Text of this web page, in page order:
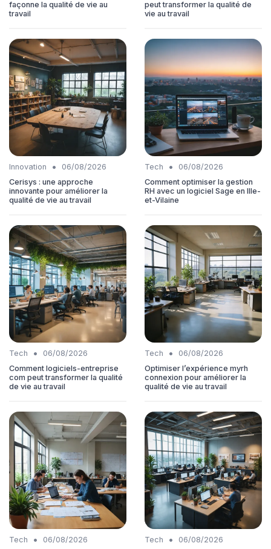
façonne la qualité de vie au
travail
peut transformer la qualité de
vie au travail
Innovation •
06/08/2026
Cerisys : une approche
innovante pour améliorer la
qualité de vie au travail
Tech •
06/08/2026
Comment optimiser la gestion
RH avec un logiciel Sage en Ille-
et-Vilaine
Tech •
06/08/2026
Comment logiciels-entreprise
com peut transformer la qualité
de vie au travail
Tech •
06/08/2026
Optimiser l’expérience myrh
connexion pour améliorer la
qualité de vie au travail
Tech •
06/08/2026
Tech •
06/08/2026